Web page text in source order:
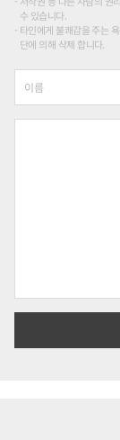
수 있습니다.
타인에게 불쾌감을 주는
단에 의해 삭제 합니다.